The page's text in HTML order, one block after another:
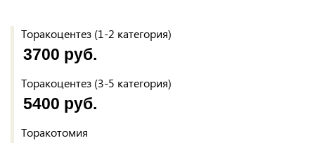
Торакоцентез (1-2 категория)
3700 руб.
Торакоцентез (3-5 категория)
5400 руб.
Торакотомия